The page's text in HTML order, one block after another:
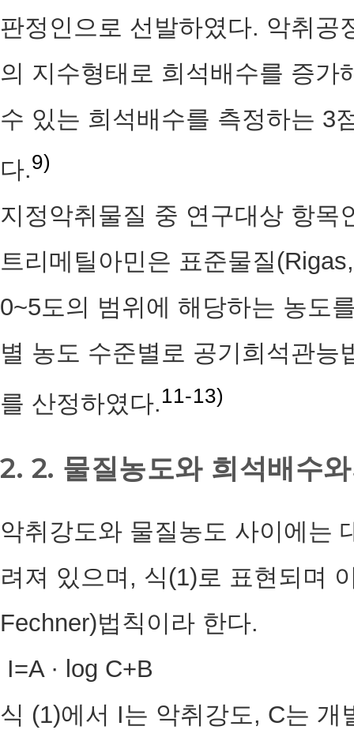
판정인으로 선발하였다. 악취공
의 지수형태로 희석배수를 증가
수 있는 희석배수를 측정하는 3
다.9)
지정악취물질 중 연구대상 항목
트리메틸아민은 표준물질
0~5도의 범위에 해당하는 농도
별 농도 수준별로 공기희석관
를 산정하였다.11-13)
2. 2. 물질농도와 희석배수
악취강도와 물질농도 사이에는
려져 있으며, 식(1)로 표현되며
Fechner)법칙이라 한다.
I=A · log
식 (1)에서 I는 악취강도, C는